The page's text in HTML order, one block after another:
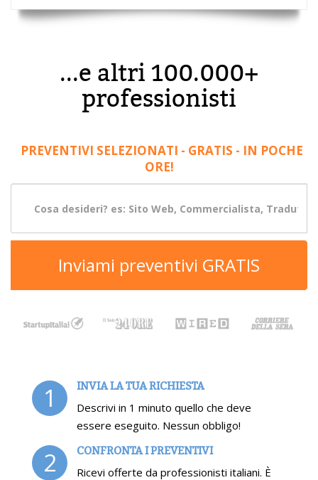
...e altri 100.000+
professionisti
PREVENTIVI SELEZIONATI - GRATIS - IN POCHE
ORE!
Inviami preventivi GRATIS
1 INVIA LA TUA RICHIESTA
Descrivi in 1 minuto quello che deve
essere eseguito. Nessun obbligo!
2 CONFRONTA I PREVENTIVI
Ricevi offerte da professionisti italiani. È